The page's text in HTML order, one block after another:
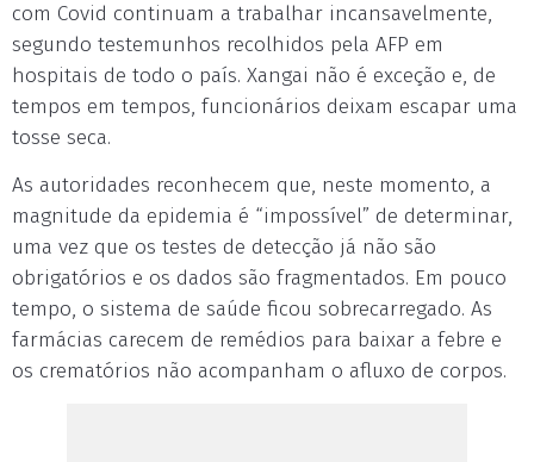
com Covid continuam a trabalhar incansavelmente,
segundo testemunhos recolhidos pela AFP em
hospitais de todo o país. Xangai não é exceção e, de
tempos em tempos, funcionários deixam escapar uma
tosse seca.
As autoridades reconhecem que, neste momento, a
magnitude da epidemia é “impossível” de determinar,
uma vez que os testes de detecção já não são
obrigatórios e os dados são fragmentados. Em pouco
tempo, o sistema de saúde ficou sobrecarregado. As
farmácias carecem de remédios para baixar a febre e
os crematórios não acompanham o afluxo de corpos.